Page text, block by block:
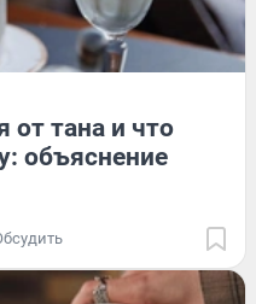
от тана и что
объяснение